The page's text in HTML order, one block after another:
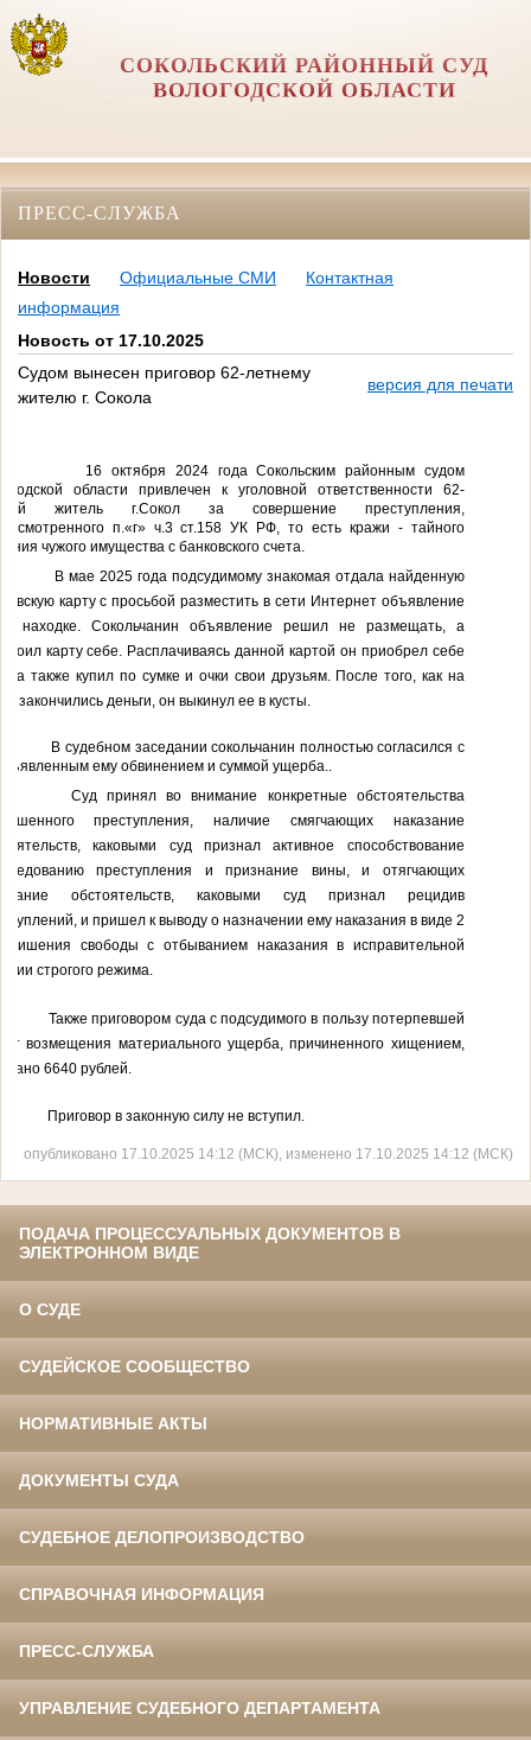
СОКОЛЬСКИЙ РАЙОННЫЙ СУД
ВОЛОГОДСКОЙ ОБЛАСТИ
ПРЕСС-СЛУЖБА
Новости Официальные СМИ
Контактная
информация
Новость от 17.10.2025
Судом вынесен приговор 62-летнему
жителю г. Сокола
версия для печати
16 октября 2024 года Сокольским районным судом
области привлечен к уголовной ответственности 62-
житель г.Сокол
за совершение преступления,
п.«г» ч.3 ст.158 УК РФ , то есть кражи - тайного
чужого имущества с банковского счета.
В мае 2025 года подсудимому знакомая отдала найденную
карту с просьбой разместить в сети Интернет объявление
находке. Сокольчанин объявление решил не размещать, а
карту себе. Расплачиваясь данной картой он приобрел себе
а также купил по сумке и очки свои друзьям. После того, как на
закончились деньги, он выкинул ее в кусты.
В судебном заседании сокольчанин полностью согласился с
ему обвинением и суммой ущерба..
Суд принялво внимание конкретные обстоятельства
преступления, наличие смягчающих наказание
каковыми суд призналактивное способствование
преступления и признание вины,и отягчающих
обстоятельств, каковыми суд признал рецидив
, и пришел к выводу о назначении ему наказания в виде 2
лишения свободы с отбыванием наказания в исправительной
строгого режима.
Также приговором суда с подсудимого в пользу потерпевшей
возмещения материального ущерба, причиненного хищением,
6640 рублей.
Приговор в законную силу не вступил.
опубликовано 17.10.2025 14:12 (МСК), изменено 17.10.2025 14:12 (МСК)
ПОДАЧА ПРОЦЕССУАЛЬНЫХ ДОКУМЕНТОВ В
ЭЛЕКТРОННОМ ВИДЕ
О СУДЕ
СУДЕЙСКОЕ СООБЩЕСТВО
НОРМАТИВНЫЕ АКТЫ
ДОКУМЕНТЫ СУДА
СУДЕБНОЕ ДЕЛОПРОИЗВОДСТВО
СПРАВОЧНАЯ ИНФОРМАЦИЯ
ПРЕСС-СЛУЖБА
УПРАВЛЕНИЕ СУДЕБНОГО ДЕПАРТАМЕНТА